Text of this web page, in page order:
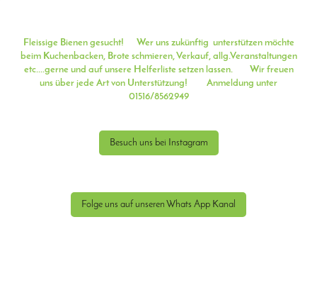
Fleissige Bienen gesucht! Wer uns zukünftig unterstützen möchte
beim Kuchenbacken, Brote schmieren, Verkauf, allg.Veranstaltungen
etc....gerne und auf unsere Helferliste setzen lassen. Wir freuen
uns über jede Art von Unterstützung! Anmeldung unter
01516/8562949
Besuch uns bei Instagram
Folge uns auf unseren Whats App Kanal